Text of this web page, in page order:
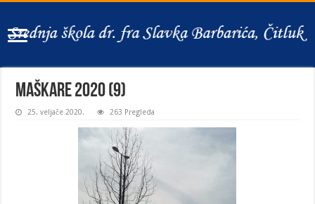
Maškare 2020 (9)
25. veljače 2020. 263 Pregleda